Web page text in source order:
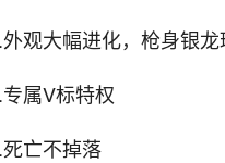
观大幅进化，枪身银龙
属V标特权
亡不掉落